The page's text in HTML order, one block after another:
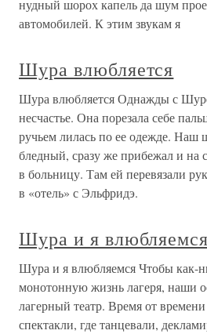
нудный шорох капель да шум
автомобилей. К этим звукам я
Шура влюбляется
Шура влюбляется Однажды с
несчастье. Она порезала себе
ручьем лилась по ее одежде.
бледный, сразу же прибежал и на
в больницу. Там ей перевязали
в «отель» с Эльфридэ.
Шура и я влюбляемся
Шура и я влюбляемся Чтобы как-
монотонную жизнь лагеря, наши
лагерный театр. Время от
спектакли, где танцевали,